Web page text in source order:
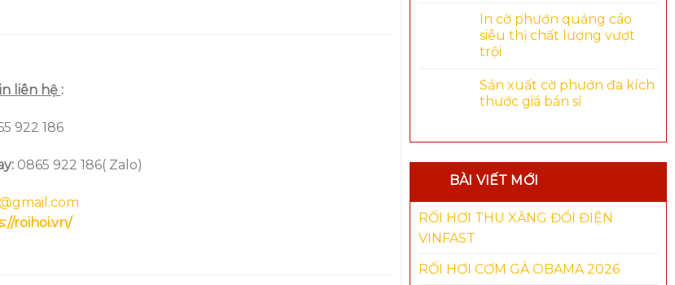
In cờ phướn quảng cáo
siêu thị chất lượng vượt
trội
Sản xuất cờ phướn đa kích
thước giá bán sỉ
BÀI VIẾT MỚI
RỐI HƠI THU XĂNG ĐỔI ĐIỆN
VINFAST
RỐI HƠI CƠM GÀ OBAMA 2026
liên hệ :
922 186
0865 922 186( Zalo)
roihoi.vn/